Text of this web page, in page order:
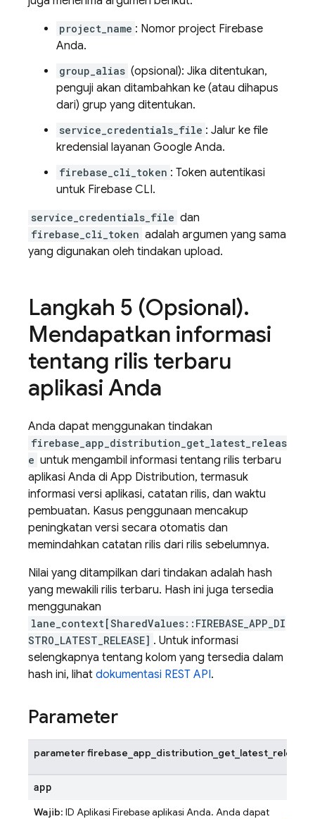
project_name : Nomor project Firebase
Anda.
group_alias (opsional): Jika ditentukan,
penguji akan ditambahkan ke (atau dihapus
dari) grup yang ditentukan.
service_credentials_file : Jalur ke file
kredensial layanan Google Anda.
firebase_cli_token : Token autentikasi
untuk Firebase CLI.
service_credentials_file dan
firebase_cli_token adalah argumen yang sama
yang digunakan oleh tindakan upload.
Langkah 5 (Opsional).
Mendapatkan informasi
tentang rilis terbaru
aplikasi Anda
Anda dapat menggunakan tindakan
firebase_app_distribution_get_latest_releas
e untuk mengambil informasi tentang rilis terbaru
aplikasi Anda di App Distribution, termasuk
informasi versi aplikasi, catatan rilis, dan waktu
pembuatan. Kasus penggunaan mencakup
peningkatan versi secara otomatis dan
memindahkan catatan rilis dari rilis sebelumnya.
Nilai yang ditampilkan dari tindakan adalah hash
yang mewakili rilis terbaru. Hash ini juga tersedia
menggunakan
lane_context[SharedValues::FIREBASE_APP_DI
STRO_LATEST_RELEASE] . Untuk informasi
selengkapnya tentang kolom yang tersedia dalam
hash ini, lihat dokumentasi REST API.
Parameter
parameter firebase_app_distribution_get_latest_release
app
Wajib: ID Aplikasi Firebase aplikasi Anda. Anda dapat